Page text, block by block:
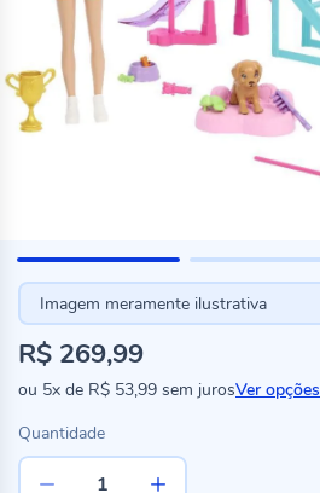
Imagem meramente ilustrativa
R$ 269,99
ou 5x de R$ 53,99 sem jurosVer opções
Quantidade